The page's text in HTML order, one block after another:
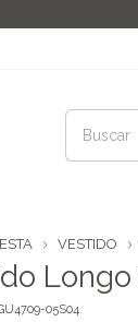
VESTIDO
Longo
05S04